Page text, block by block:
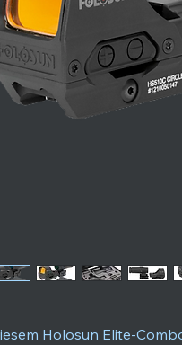
Holosun Elite-